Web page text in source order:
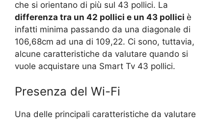
che si orientano di più sul 43 pollici. La
differenza tra un 42 pollici e un 43 pollici è
infatti minima passando da una diagonale di
106,68cm ad una di 109,22. Ci sono, tuttavia,
alcune caratteristiche da valutare quando si
vuole acquistare una Smart Tv 43 pollici.
Presenza del Wi-Fi
Una delle principali caratteristiche da valutare